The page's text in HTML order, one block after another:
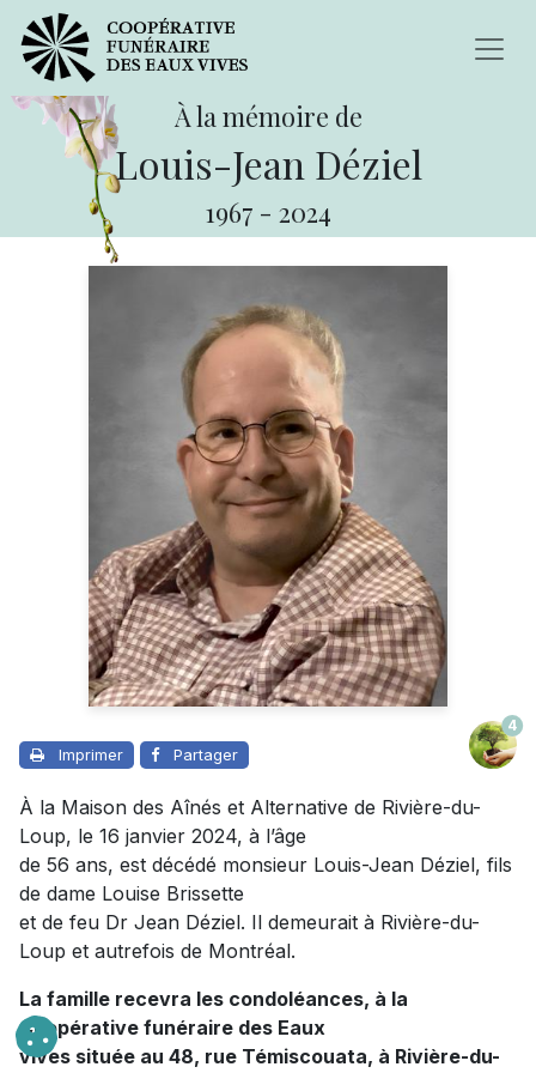
À la mémoire de
Louis-Jean Déziel
1967 - 2024
Imprimer Partager
4
À la Maison des Aînés et Alternative de Rivière-du-
Loup, le 16 janvier 2024, à l’âge
de 56 ans, est décédé monsieur Louis-Jean Déziel, fils
de dame Louise Brissette
et de feu Dr Jean Déziel. Il demeurait à Rivière-du-
Loup et autrefois de Montréal.
La famille recevra les condoléances, à la
Coopérative funéraire des Eaux
vives située au 48, rue Témiscouata, à Rivière-du-